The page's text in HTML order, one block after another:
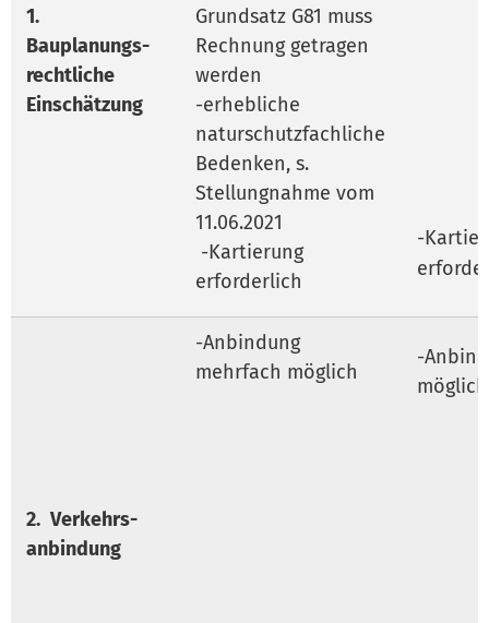
1.
Bauplanungs-
rechtliche
Einschätzung
Grundsatz G81 muss
Rechnung getragen
werden
-erhebliche
naturschutzfachliche
Bedenken, s.
Stellungnahme vom
11.06.2021
-Kartierung
erforderlich
-
2. Verkehrs-
anbindung
-Anbindung
mehrfach möglich
-
möglich